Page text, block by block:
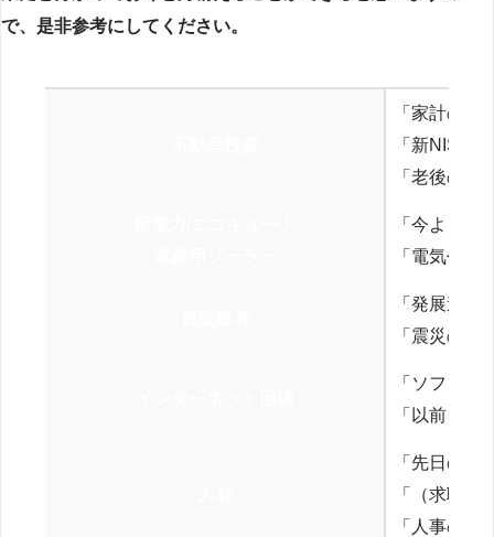
で、是非参考にしてください。
「家計の見
「新NISA
「老後の
「今より
「電気代を
「発展途
「震災の
「ソフト
「以前、
「先日の
「（求職
「人事の方